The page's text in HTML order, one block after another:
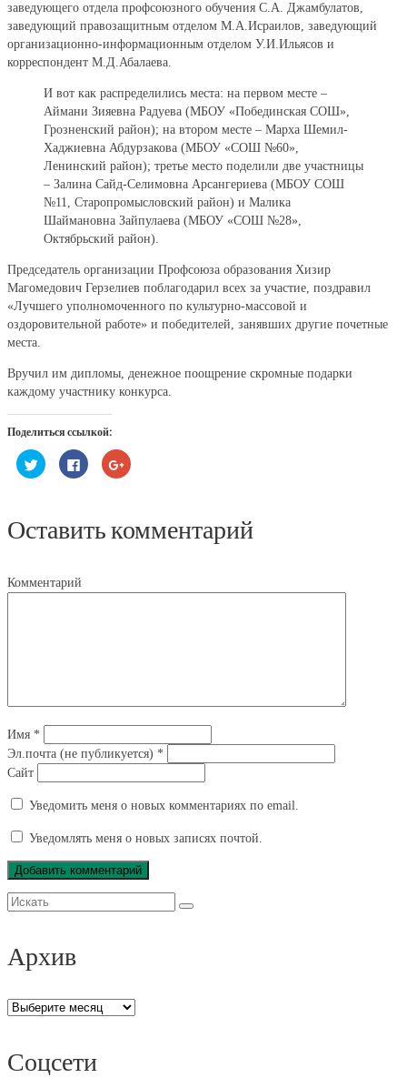
заведующего отдела профсоюзного обучения С.А. Джамбулатов,
заведующий правозащитным отделом М.А.Исраилов, заведующий
организационно-информационным отделом У.И.Ильясов и
корреспондент М.Д.Абалаева.
И вот как распределились места: на первом месте –
Аймани Зияевна Радуева (МБОУ «Побединская СОШ»,
Грозненский район); на втором месте – Марха Шемил-
Хаджиевна Абдурзакова (МБОУ «СОШ №60»,
Ленинский район); третье место поделили две участницы
– Залина Сайд-Селимовна Арсангериева (МБОУ СОШ
№11, Старопромысловский район) и Малика
Шаймановна Зайпулаева (МБОУ «СОШ №28»,
Октябрьский район).
Председатель организации Профсоюза образования Хизир
Магомедович Герзелиев поблагодарил всех за участие, поздравил
«Лучшего уполномоченного по культурно-массовой и
оздоровительной работе» и победителей, занявших другие почетные
места.
Вручил им дипломы, денежное поощрение скромные подарки
каждому участнику конкурса.
Поделиться ссылкой:
Нажмите,
чтобы
поделиться
в
новом
Нажмите
здесь,
чтобы
Facebook.
(Открывается
Нажмите,
чтобы
в
новом
Оставить комментарий
Комментарий
Имя *
Эл.почта (не публикуется) *
Сайт
Уведомить меня о новых комментариях по email.
Уведомлять меня о новых записях почтой.
Искать:
Архив
Архив
Соцсети